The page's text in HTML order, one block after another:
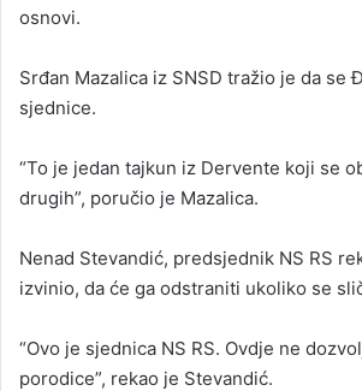
osnovi.
Srđan Mazalica iz SNSD tražio je da se
sjednice.
“To je jedan tajkun iz Dervente koji se
drugih”, poručio je Mazalica.
Nenad Stevandić, predsjednik NS RS
izvinio, da će ga odstraniti ukoliko se
“Ovo je sjednica NS RS. Ovdje ne
porodice”, rekao je Stevandić.